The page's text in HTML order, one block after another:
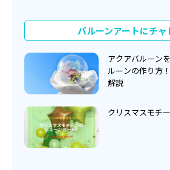
バルーンアートにチャ
アクアバルーン
ルーンの作り方
解説
クリスマスモチ